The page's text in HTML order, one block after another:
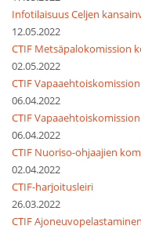
Infotilaisuus Celjen
12.05.2022
CTIF Metsäpalokomission
02.05.2022
CTIF
06.04.2022
CTIF
06.04.2022
CTIF Nuoriso-ohjaajien
02.04.2022
CTIF-harjoitusleiri
26.03.2022
CTIF